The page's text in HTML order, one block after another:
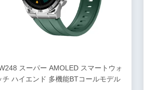
スーパー AMOLED スマートウォ
チ ハイエンド 多機能BTコールモデル